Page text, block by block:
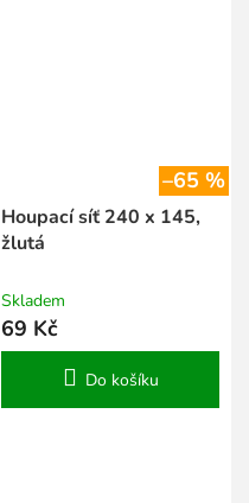
–65 %
Houpací síť 240 x 145,
žlutá
Skladem
69 Kč
Do košíku